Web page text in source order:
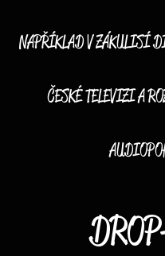
NAPŘÍKLAD V ZÁKULISÍ
ČESKÉ TELEVIZI A
🟣